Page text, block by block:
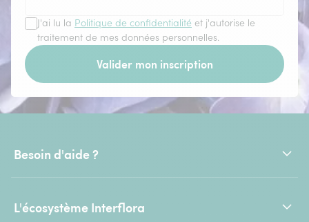
J'ai lu la Politique de confidentialité et j'autorise le
traitement de mes données personnelles.
Valider mon inscription
Besoin d'aide ?
L'écosystème Interflora